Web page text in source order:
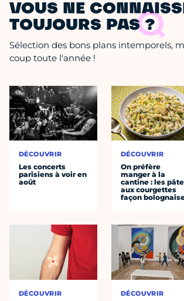
VOUS NE
TOUJOURS PAS ?
Sélection des bons plans intemporels,
coup toute l'année !
DÉCOUVRIR
Les concerts
parisiens à voir en
août
DÉCOUVRIR
DÉCOUVRIR
On préfère
manger à la
cantine : les
aux courgettes
façon
DÉCOUVRIR